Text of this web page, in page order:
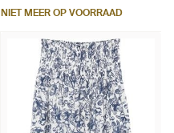
NIET MEER OP VOORRAAD